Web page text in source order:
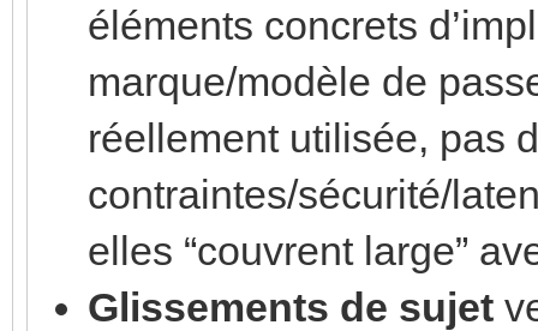
éléments concrets
marque/modèle de
réellement utilisée, pas
contraintes/sécurité/
elles “couvrent large”
Glissements de sujet